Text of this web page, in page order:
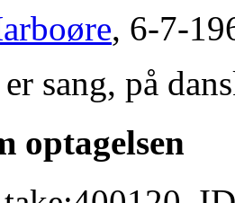
, 6-7-
sang, på
optagelsen